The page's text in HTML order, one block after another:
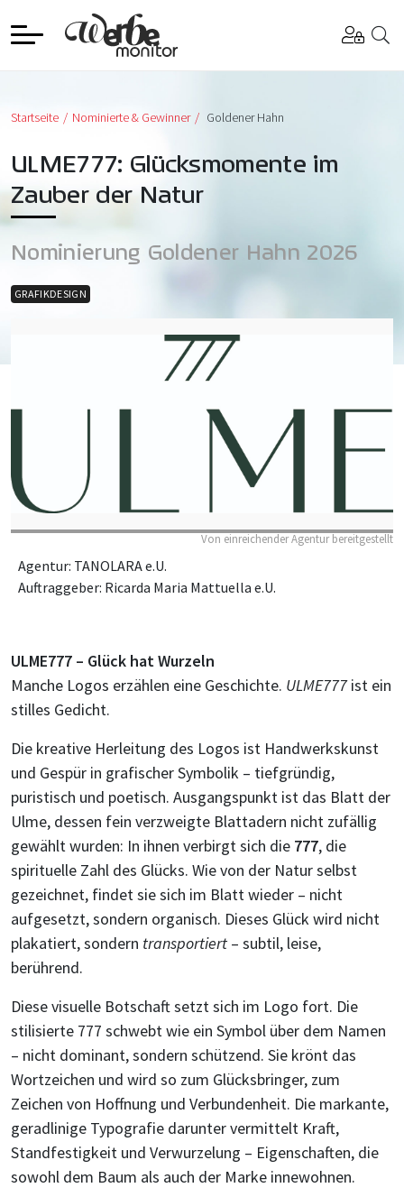
Startseite Nominierte & Gewinner Goldener Hahn
ULME777: Glücksmomente im
Zauber der Natur
Nominierung Goldener Hahn 2026
GRAFIKDESIGN
Von einreichender Agentur bereitgestellt
Agentur: TANOLARA e.U.
Auftraggeber: Ricarda Maria Mattuella e.U.
ULME777 – Glück hat Wurzeln
Manche Logos erzählen eine Geschichte. ULME777ist ein
stilles Gedicht.
Die kreative Herleitung des Logos ist Handwerkskunst
und Gespür in grafischer Symbolik – tiefgründig,
puristisch und poetisch. Ausgangspunkt ist das Blatt der
Ulme, dessen fein verzweigte Blattadern nicht zufällig
gewählt wurden: In ihnen verbirgt sich die 777, die
spirituelle Zahl des Glücks. Wie von der Natur selbst
gezeichnet, findet sie sich im Blatt wieder – nicht
aufgesetzt, sondern organisch. Dieses Glück wird nicht
plakatiert, sondern transportiert – subtil, leise,
berührend.
Diese visuelle Botschaft setzt sich im Logo fort. Die
stilisierte 777 schwebt wie ein Symbol über dem Namen
– nicht dominant, sondern schützend. Sie krönt das
Wortzeichen und wird so zum Glücksbringer, zum
Zeichen von Hoffnung und Verbundenheit. Die markante,
geradlinige Typografie darunter vermittelt Kraft,
Standfestigkeit und Verwurzelung – Eigenschaften, die
sowohl dem Baum als auch der Marke innewohnen.